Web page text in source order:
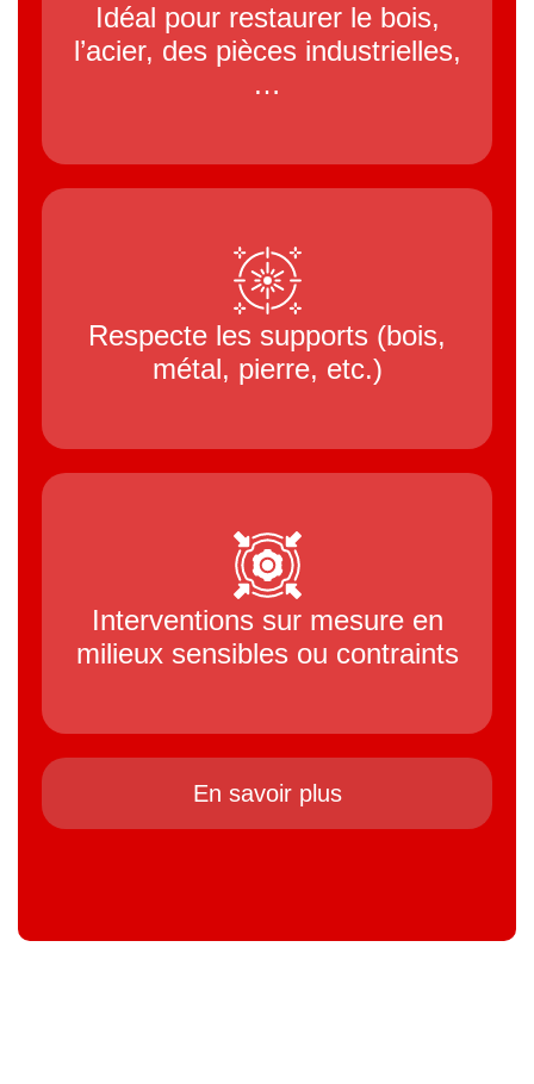
Idéal pour restaurer le bois,
l’acier, des pièces industrielles,
…
Respecte les supports (bois,
métal, pierre, etc.)
Interventions sur mesure en
milieux sensibles ou contraints
En savoir plus